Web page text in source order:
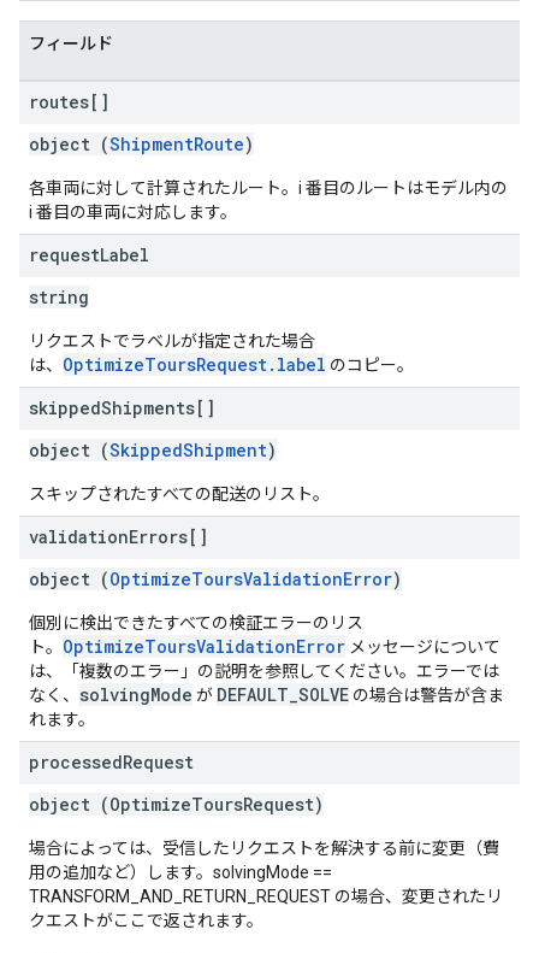
フィールド
routes[]
object (ShipmentRoute)
各車両に対して計算されたルート。i 番目のルートはモデル内の
i 番目の車両に対応します。
requestLabel
string
リクエストでラベルが指定された場合
は、 OptimizeToursRequest.label のコピー。
skippedShipments[]
object (SkippedShipment)
スキップされたすべての配送のリスト。
validationErrors[]
object (OptimizeToursValidationError)
個別に検出できたすべての検証エラーのリス
ト。 OptimizeToursValidationError メッセージについて
は、「複数のエラー」の説明を参照してください。エラーでは
なく、 solvingMode が DEFAULT_SOLVE の場合は警告が含ま
れます。
processedRequest
object (OptimizeToursRequest)
場合によっては、受信したリクエストを解決する前に変更（費
用の追加など）します。solvingMode ==
TRANSFORM_AND_RETURN_REQUEST の場合、変更されたリ
クエストがここで返されます。